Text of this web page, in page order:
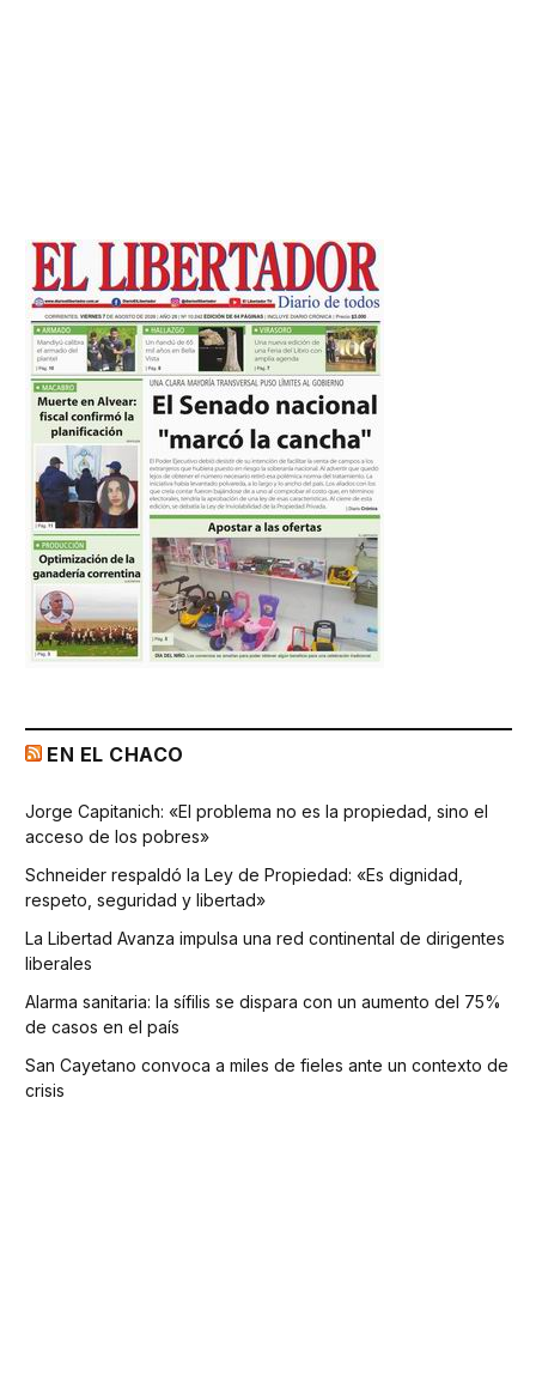
EN EL CHACO
Jorge Capitanich: «El problema no es la propiedad, sino el
acceso de los pobres»
Schneider respaldó la Ley de Propiedad: «Es dignidad,
respeto, seguridad y libertad»
La Libertad Avanza impulsa una red continental de dirigentes
liberales
Alarma sanitaria: la sífilis se dispara con un aumento del 75%
de casos en el país
San Cayetano convoca a miles de fieles ante un contexto de
crisis